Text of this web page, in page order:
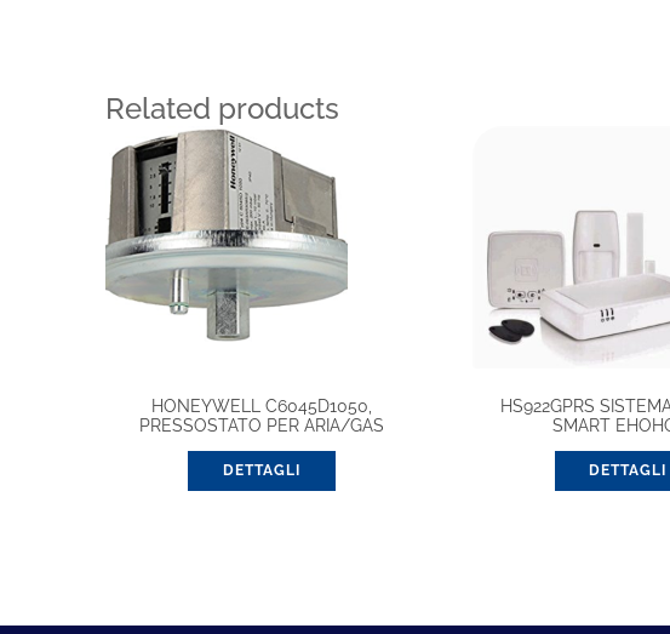
Related products
HONEYWELL C6045D1050,
PRESSOSTATO PER ARIA/GAS
DETTAGLI
HS922GPRS
SMART
DETTAGLI